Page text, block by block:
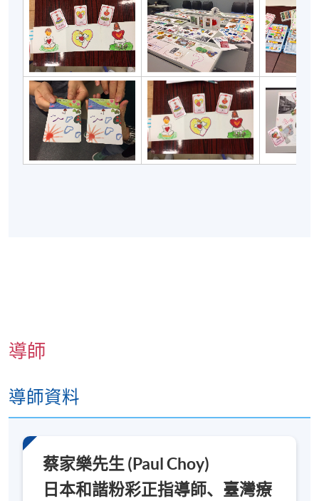
導師
導師資料
蔡家樂先生 (Paul Choy)
日本和諧粉彩正指導師、臺灣療